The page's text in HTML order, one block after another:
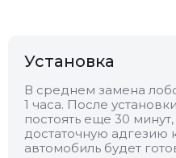
Обогрев
Установка
В среднем замена
1 часа. После
постоять еще 30
достаточную адгезию
автомобиль будет